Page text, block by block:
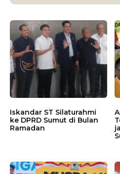
Iskandar ST Silaturahmi
ke DPRD Sumut di Bulan
Ramadan